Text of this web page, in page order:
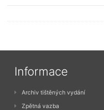
Informace
Archiv tištěných vydání
Zpětná vazba